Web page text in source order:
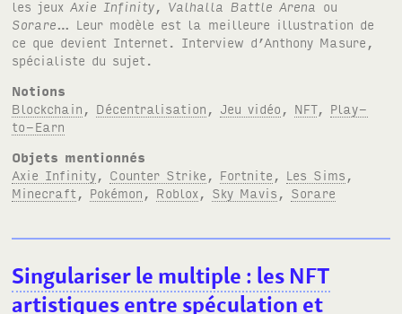
les jeuxAxie Infinity, Valhalla Battle Arena ou
Sorare… Leur modèle est la meilleure illustration de
ce que devient Internet. Interview d’Anthony Masure,
spécialiste du sujet.
Notions
Blockchain , Décentralisation , Jeu vidéo , NFT, Play-
to-Earn
Objets mentionnés
Axie Infinity, Counter Strike , Fortnite , Les Sims ,
Minecraft , Pokémon , Roblox, Sky Mavis , Sorare
Singulariser le multiple : les NFT
artistiques entre spéculation et